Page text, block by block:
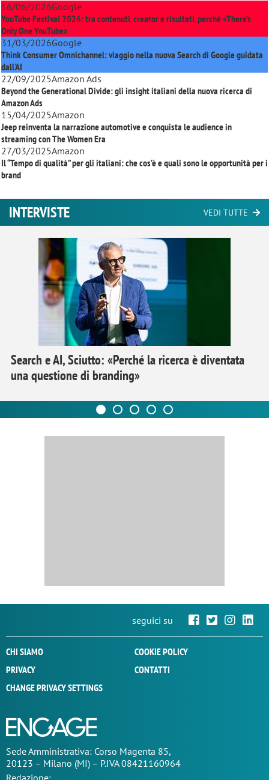
16/06/2026Google
YouTube Festival 2026: tra contenuti, creator e risultati, perché «There’s
Only One YouTube»
31/03/2026Google
Think Consumer Omnichannel: viaggio nella nuova Search di Google guidata
dall'AI
22/09/2025Amazon Ads
Beyond the Generational Divide: gli insight italiani della nuova ricerca di
Amazon Ads
15/04/2025Amazon
Jeep reinventa la narrazione automotive e conquista le audience in
streaming conThe Women Era
27/03/2025Amazon
Il “Tempo di qualità” per gli italiani: che cos’è e quali sono le opportunità per i
brand
INTERVISTE VEDI TUTTE
Search e AI, Sciutto: «Perché la ricerca è diventata
una questione di branding»
seguici su
CHI SIAMO
COOKIE POLICY
PRIVACY
CONTATTI
CHANGE PRIVACY SETTINGS
SedeAmministrativa: Corso Magenta 85,
20123 – Milano (MI) – P.IVA 08421160964